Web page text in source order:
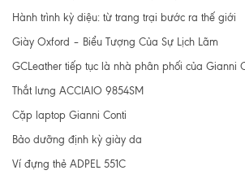
Hành trình kỳ diệu: từ trang trại bước ra thế giới
Giày Oxford – Biểu Tượng Của Sự Lịch Lãm
GCLeather tiếp tục là nhà phân phối của Gianni
Thắt lưng ACCIAIO 9854SM
Cặp laptop Gianni Conti
Bảo dưỡng định kỳ giày da
Ví đựng thẻ ADPEL 551C